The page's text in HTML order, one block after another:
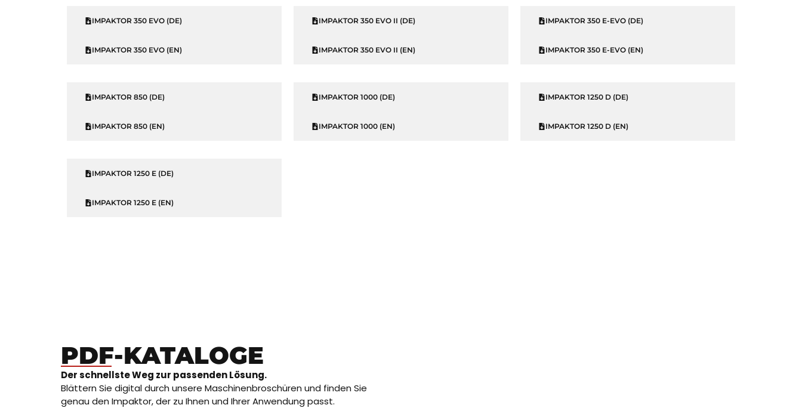
IMPAKTOR 350 EVO (DE)
IMPAKTOR 350 EVO (EN)
IMPAKTOR 350 EVO II (DE)
IMPAKTOR 350 EVO II (EN)
IMPAKTOR 350 E-EVO (DE)
IMPAKTOR 350 E-EVO (EN)
IMPAKTOR 850 (DE)
IMPAKTOR 850 (EN)
IMPAKTOR 1000 (DE)
IMPAKTOR 1000 (EN)
IMPAKTOR 1250 D (DE)
IMPAKTOR 1250 D (EN)
IMPAKTOR 1250 E (DE)
IMPAKTOR 1250 E (EN)
PDF-KATALOGE
Der schnellste Weg zur passenden Lösung.
Blättern Sie digital durch unsere Maschinenbroschüren und finden Sie
genau den Impaktor, der zu Ihnen und Ihrer Anwendung passt.